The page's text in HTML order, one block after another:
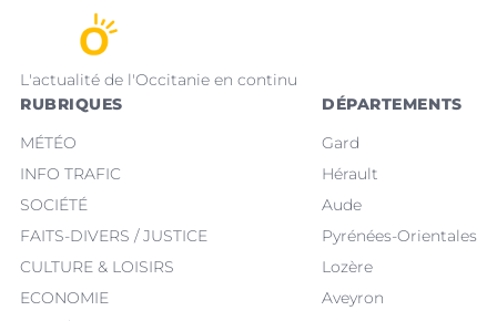
L'actualité de l'Occitanie en continu
RUBRIQUES
MÉTÉO
INFO TRAFIC
SOCIÉTÉ
FAITS-DIVERS / JUSTICE
CULTURE & LOISIRS
ECONOMIE
DÉPARTEMENTS
Gard
Hérault
Aude
Pyrénées-Orientales
Lozère
Aveyron